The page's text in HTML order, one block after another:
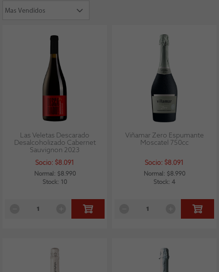
Las Veletas Descarado
Desalcoholizado Cabernet
Sauvignon 2023
Socio: $8.091
Normal: $8.990
Stock: 10
Viñamar Zero Espumante
Moscatel 750cc
Socio: $8.091
Normal: $8.990
Stock: 4